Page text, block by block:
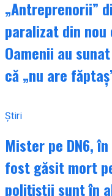
„Antreprenorii”
paralizat din
Oamenii au
că „nu are
Știri
Mister pe DN6,
fost găsit mort
polițiștii sunt în